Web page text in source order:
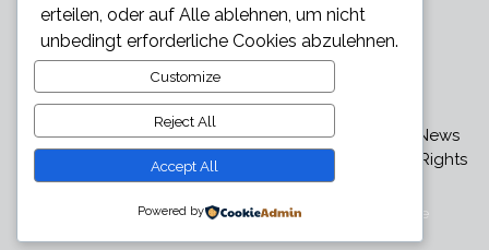
Star und Promi News - Aktuelle Bilder, Videos und News
über den neuesten Klatsch und Tratsch © 2026. All Rights
Reserved.
Präsentiert von - Entworfen mit dem Hueman-Theme
erteilen, oder auf Alle ablehnen , um nicht
unbedingt erforderliche Cookies abzulehnen.
Customize
Reject All
Accept All
Powered by